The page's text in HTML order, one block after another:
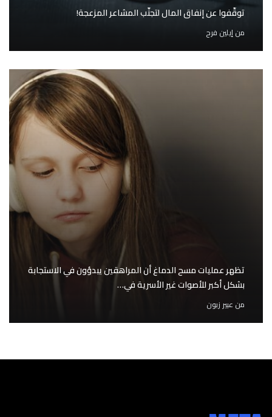
توقّفوا عن إنفاق المال لتجنّب المشاعر المزعجة!
منإيلين فرح
تظهر عمليات مسح الدماغ أن المراهقين يبدؤون في الاستجابة
بشكل أكبر للأصوات غير الأسرية في…
من عبير زبون